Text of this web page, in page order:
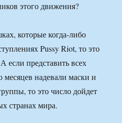
этого движения?
которые когда-либо
Pussy Riot, то это
если представить всех
месяцев надевали маски и
то это число дойдет
странах мира.